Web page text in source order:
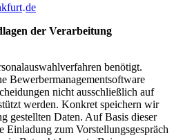
·de
der Verarbeitung
benötigt.
Bewerbermanagementsoftware
nicht ausschließlich auf
werden. Konkret speichern wir
gestellten Daten. Auf Basis dieser
Einladung zum Vorstellungsgespräch